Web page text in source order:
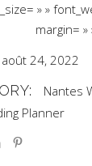
» »
margin= »
août 24, 2022
Nantes
Planner